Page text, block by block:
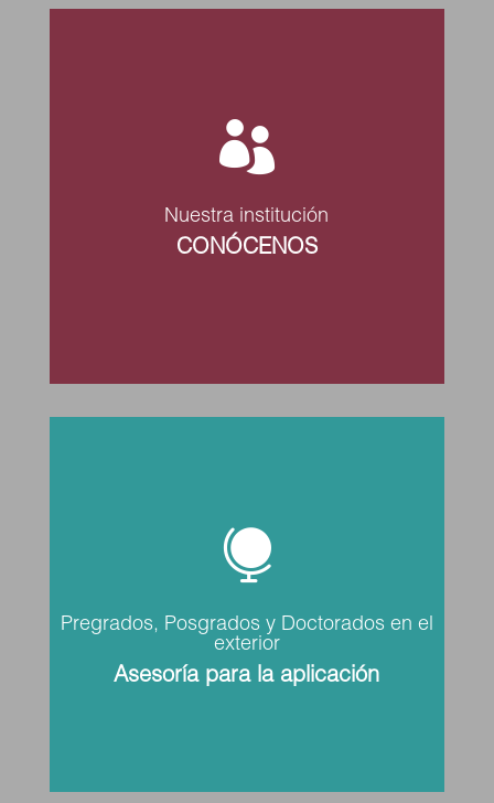

Nuestra institución
CONÓCENOS

Pregrados, Posgrados y Doctorados en el
exterior
Asesoría para la aplicación